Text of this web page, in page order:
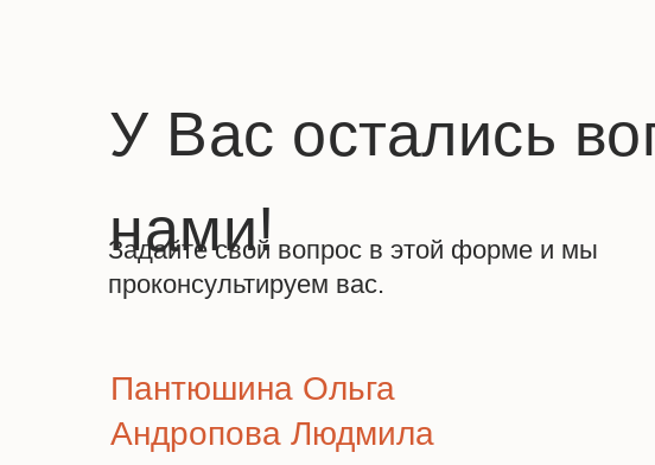
У Вас остались
нами!
Задайте свой вопрос в этой форме и мы
проконсультируем вас.
Пантюшина Ольга
Андропова Людмила